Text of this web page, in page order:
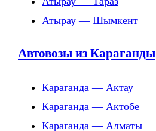
Атырау — Шымкент
Автовозы из Караганды
Караганда — Актау
Караганда — Актобе
Караганда — Алматы